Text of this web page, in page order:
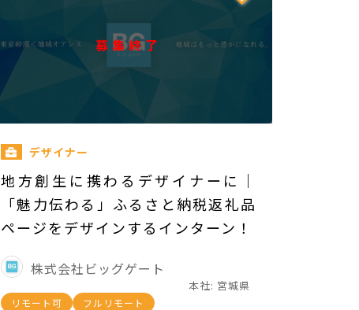
募集終了
デザイナー
地方創生に携わるデザイナーに｜
「魅力伝わる」ふるさと納税返礼品
ページをデザインするインターン！
株式会社ビッグゲート
本社: 宮城県
リモート可 フルリモート